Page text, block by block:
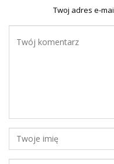
Twoj adres e-